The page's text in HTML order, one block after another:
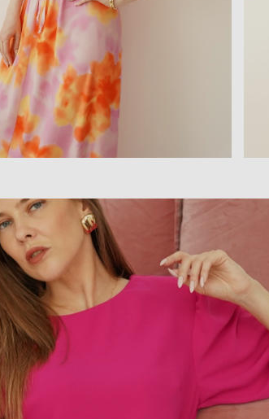
379,90PLN